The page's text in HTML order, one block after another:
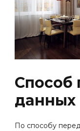
Способ
данных
По способу